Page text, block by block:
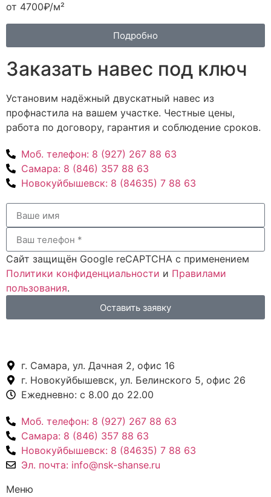
от 4700₽/м²
Подробно
Заказать навес под ключ
Установим надёжный двускатный навес из
профнастила на вашем участке. Честные цены,
работа по договору, гарантия и соблюдение сроков.
Моб. телефон: 8 (927) 267 88 63
Самара: 8 (846) 357 88 63
Новокуйбышевск: 8 (84635) 7 88 63
Сайт защищён Google reCAPTCHA с применением
Политики конфиденциальности и Правилами
пользования.
Оставить заявку
г. Самара, ул. Дачная 2, офис 16
г. Новокуйбышевск, ул. Белинского 5, офис 26
Ежедневно: с 8.00 до 22.00
Моб. телефон: 8 (927) 267 88 63
Самара: 8 (846) 357 88 63
Новокуйбышевск: 8 (84635) 7 88 63
Эл. почта: info@nsk-shanse.ru
Меню